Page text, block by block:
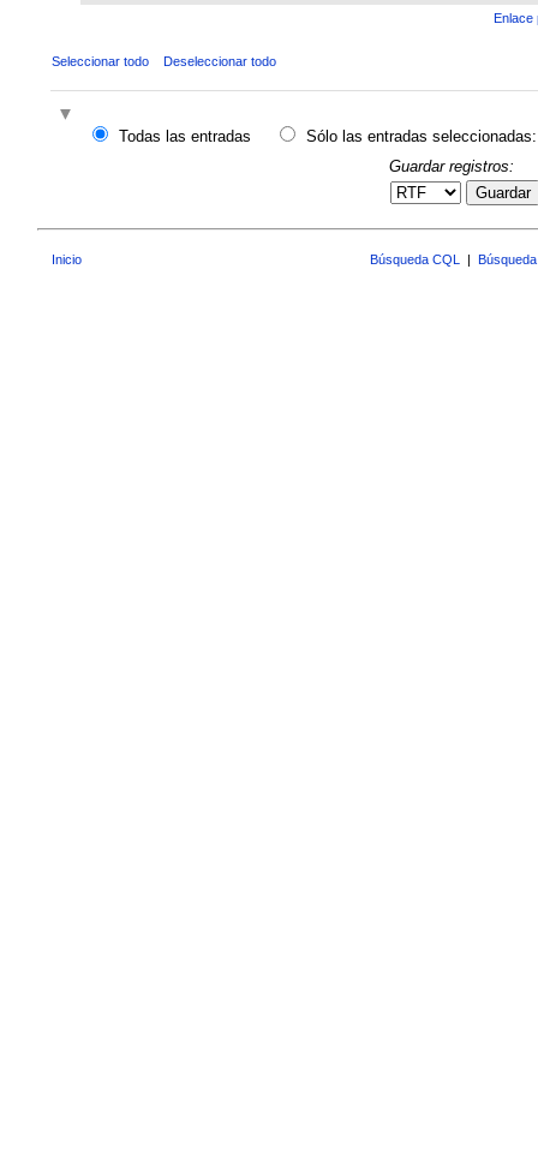
Enlace
Seleccionar todo Deseleccionar todo
Todas las entradas
Sólo las entradas seleccionadas:
Guardar registros:
Guardar
Inicio Búsqueda CQL